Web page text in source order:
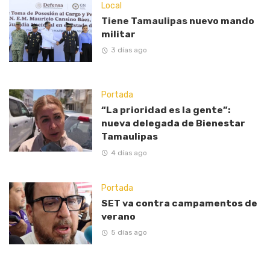
Local
Tiene Tamaulipas nuevo mando
militar
3 días ago
Portada
“La prioridad es la gente”:
nueva delegada de Bienestar
Tamaulipas
4 días ago
Portada
SET va contra campamentos de
verano
5 días ago